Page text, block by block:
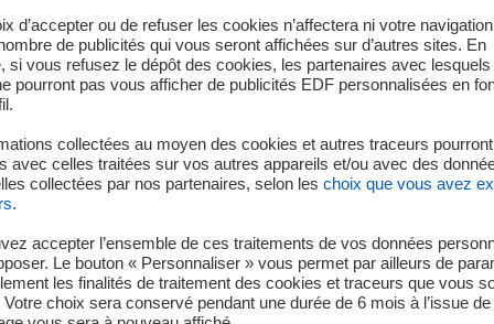
sont nos 12 engagements
d’accepter ou de refuser les cookies n’affectera ni votre
de publicités qui vous seront affichées sur d’autres sites. En
si vous refusez le dépôt des cookies, les partenaires avec
pourront pas vous afficher de publicités EDF personnalisées en
collectées au moyen des cookies et autres traceurs
avec celles traitées sur vos autres appareils et/ou avec des
collectées par nos partenaires, selon les choix que vous avez
.
accepter l’ensemble de ces traitements de vos données
Le bouton « Personnaliser » vous permet par ailleurs de
les finalités de traitement des cookies et traceurs que vous
choix sera conservé pendant une durée de 6 mois à l’issue de